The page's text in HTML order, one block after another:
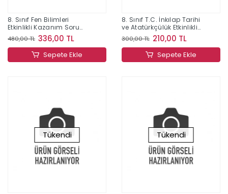
8. Sınıf Fen Bilimleri
Etkinlikli Kazanım Soru
Bankası
480,00 TL 336,00 TL
Sepete Ekle
8. Sınıf T.C. İnkılap Tarihi
ve Atatürkçülük Etkinlikli
Kazanım Soru Bankası
300,00 TL 210,00 TL
Sepete Ekle
Tükendi Tükendi